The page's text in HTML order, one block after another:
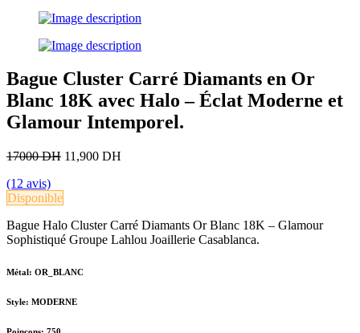
Bague Cluster Carré Diamants en Or
Blanc 18K avec Halo – Éclat Moderne et
Glamour Intemporel.
17000 DH 11,900 DH
(12 avis)
Disponible
Bague Halo Cluster Carré Diamants Or Blanc 18K – Glamour
Sophistiqué Groupe Lahlou Joaillerie Casablanca.
Métal: OR_BLANC
Style: MODERNE